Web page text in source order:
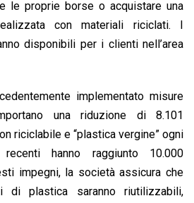
le proprie borse o acquistare una
con materiali riciclati. I
disponibili per i clienti nell’area
implementato misure
una riduzione di 8.101
riciclabile e “plastica vergine” ogni
hanno raggiunto 10.000
impegni, la società assicura che
plastica saranno riutilizzabili,